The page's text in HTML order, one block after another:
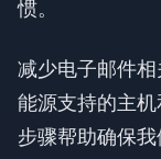
惯。
减少电子邮件
能源支持的主
步骤帮助确保